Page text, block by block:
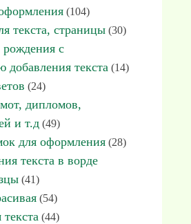
(104)
текста, страницы (30)
с
добавления текста (14)
(24)
дипломов,
и т.д (49)
для оформления (28)
текста в ворде
(41)
(54)
(44)